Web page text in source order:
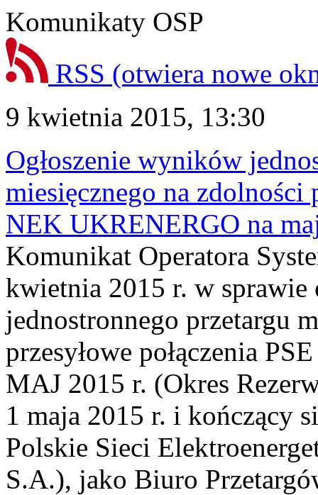
Komunikaty OSP
RSS (otwiera nowe
9 kwietnia 2015, 13:30
Ogłoszenie wyników
miesięcznego na zdolności
NEK UKRENERGO na
Komunikat Operatora
kwietnia 2015 r. w sprawie
jednostronnego przetargu
przesyłowe połączenia
MAJ 2015 r. (Okres
1 maja 2015 r. i kończący
Polskie Sieci
S.A.), jako Biuro